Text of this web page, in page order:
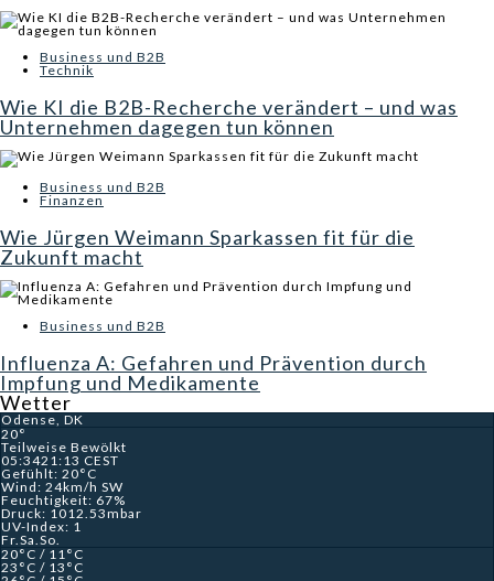
Business und B2B
Technik
Wie KI die B2B-Recherche verändert – und was
Unternehmen dagegen tun können
Business und B2B
Finanzen
Wie Jürgen Weimann Sparkassen fit für die
Zukunft macht
Business und B2B
Influenza A: Gefahren und Prävention durch
Impfung und Medikamente
Wetter
Odense, DK
20°
Teilweise Bewölkt
05:3421:13 CEST
Gefühlt: 20°C
Wind: 24km/h SW
Feuchtigkeit: 67%
Druck: 1012.53mbar
UV-Index: 1
Fr. Sa. So.
20°C / 11 °C
23 °C / 13 °C